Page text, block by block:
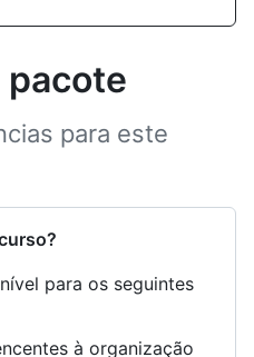
pacote
para este
para os seguintes
à organização